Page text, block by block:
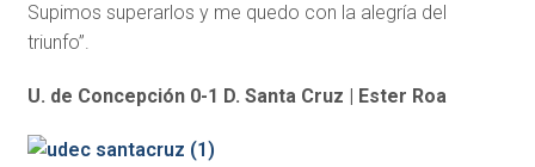
Supimos superarlos y me quedo con la alegría del
triunfo”.
U. de Concepción 0-1 D. Santa Cruz | Ester Roa